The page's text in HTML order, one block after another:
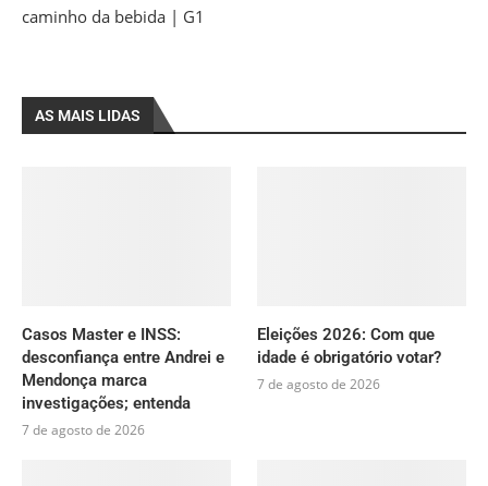
caminho da bebida | G1
AS MAIS LIDAS
Casos Master e INSS:
desconfiança entre Andrei e
Mendonça marca
investigações; entenda
7 de agosto de 2026
Eleições 2026: Com que
idade é obrigatório votar?
7 de agosto de 2026